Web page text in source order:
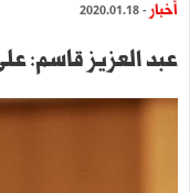
أخبار - 2020.01.18
عبد العزيز قاسم: